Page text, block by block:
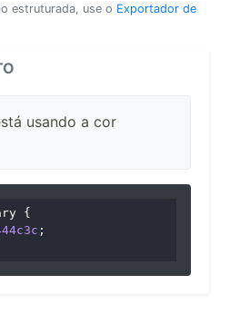
estruturada, use o Exportador de
usando a cor
{
;